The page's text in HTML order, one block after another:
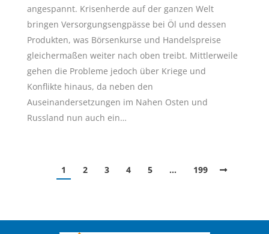
angespannt. Krisenherde auf der ganzen Welt
bringen Versorgungsengpässe bei Öl und dessen
Produkten, was Börsenkurse und Handelspreise
gleichermaßen weiter nach oben treibt. Mittlerweile
gehen die Probleme jedoch über Kriege und
Konflikte hinaus, da neben den
Auseinandersetzungen im Nahen Osten und
Russland nun auch ein…
1 2 3 4 5 … 199